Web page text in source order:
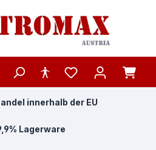
innerhalb der EU
Lagerware